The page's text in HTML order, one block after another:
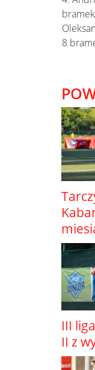
bramek
8
III
II z